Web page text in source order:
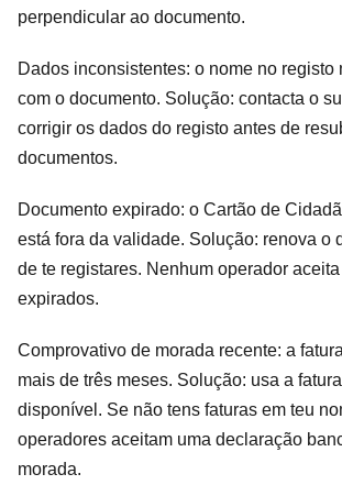
perpendicular ao documento.
Dados inconsistentes: o nome no registo
com o documento. Solução: contacta o
corrigir os dados do registo antes de
documentos.
Documento expirado: o Cartão de
está fora da validade. Solução: renova o
de te registares. Nenhum operador
expirados.
Comprovativo de morada recente: a
mais de três meses. Solução: usa a
disponível. Se não tens faturas em teu
operadores aceitam uma declaração
morada.